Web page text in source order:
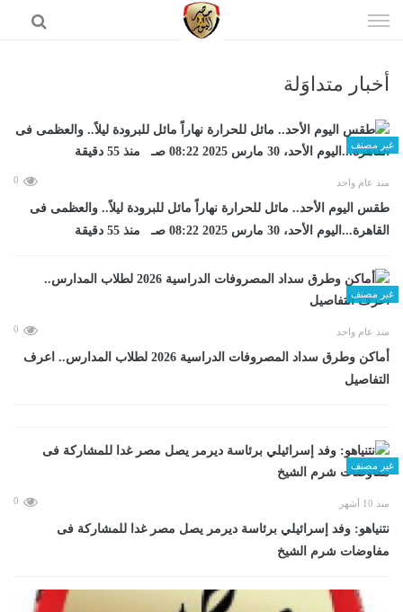
الى
أخبار متداوَلة
غير مصنف
منذ عام واحد 0
طقس اليوم الأحد.. مائل للحرارة نهاراً مائل للبرودة ليلاً.. والعظمى فى
القاهرة...اليوم الأحد، 30 مارس 2025 08:22 صـ منذ 55 دقيقة
غير مصنف
منذ عام واحد 0
أماكن وطرق سداد المصروفات الدراسية 2026 لطلاب المدارس.. اعرف
التفاصيل
غير مصنف
منذ 10 أشهر 0
نتنياهو: وفد إسرائيلي برئاسة ديرمر يصل مصر غدا للمشاركة فى
مفاوضات شرم الشيخ